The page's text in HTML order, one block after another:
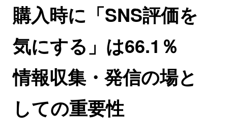
購入時に「SNS評価を
気にする」は66.1％
情報収集・発信の場と
しての重要性